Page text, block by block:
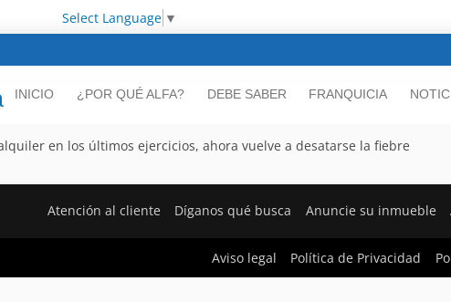
Select Language ▼
INICIO ¿POR QUÉ ALFA? DEBE SABER FRANQUICIA
en los últimos ejercicios, ahora vuelve a desatarse la fiebre
Atención al cliente Díganos qué busca Anuncie su inmueble
Aviso legal Política de Privacidad